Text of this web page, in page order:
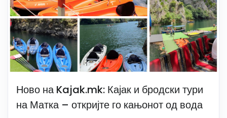
Ново на Kajak.mk: Кајак и бродски тури
на Матка – откријте го кањонот од вода